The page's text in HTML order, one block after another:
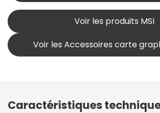
Voir les produits MSI
Voir les Accessoires carte
Caractéristiques